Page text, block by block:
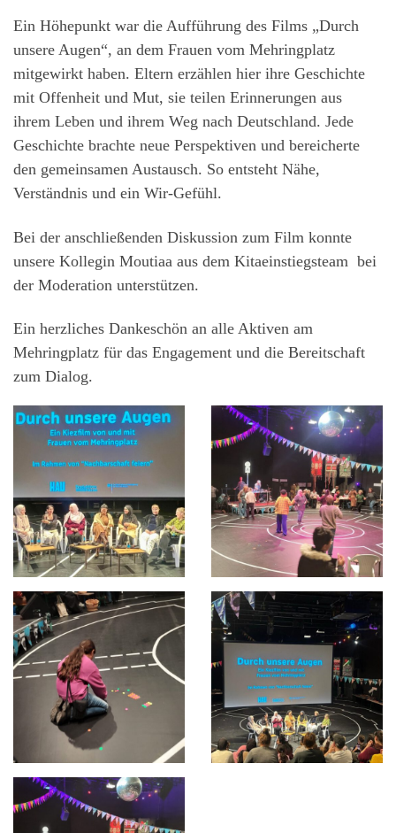
Ein Höhepunkt war die Aufführung des Films „Durch
unsere Augen“, an dem Frauen vom Mehringplatz
mitgewirkt haben. Eltern erzählen hier ihre Geschichte
mit Offenheit und Mut, sie teilen Erinnerungen aus
ihrem Leben und ihrem Weg nach Deutschland. Jede
Geschichte brachte neue Perspektiven und bereicherte
den gemeinsamen Austausch. So entsteht Nähe,
Verständnis und ein Wir-Gefühl.
Bei der anschließenden Diskussion zum Film konnte
unsere Kollegin Moutiaa aus dem Kitaeinstiegsteam bei
der Moderation unterstützen.
Ein herzliches Dankeschön an alle Aktiven am
Mehringplatz für das Engagement und die Bereitschaft
zum Dialog.